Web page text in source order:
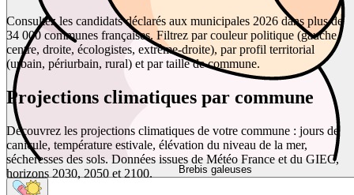
Brebis galeuses
Consultez les candidats déclarés aux municipales 2026 dans plus de
34 000 communes françaises. Filtrez par couleur politique (gauche,
centre, droite, écologistes, extrême-droite), par profil territorial
(urbain, périurbain, rural) et par taille de commune.
Projections climatiques par commune
Découvrez les projections climatiques de votre commune : jours de
canicule, température estivale, élévation du niveau de la mer,
sécheresses des sols. Données issues de Météo France et du GIEC,
horizons 2030, 2050 et 2100.